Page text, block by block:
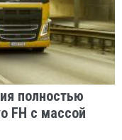
полностью
FH с массой